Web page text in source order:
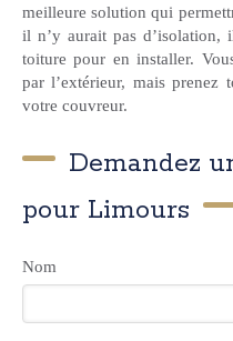
meilleure solution qui
il n’y aurait pas
toiture pour en installer.
par l’extérieur, mais prenez
votre couvreur.
Demandez
pour Limours
Nom